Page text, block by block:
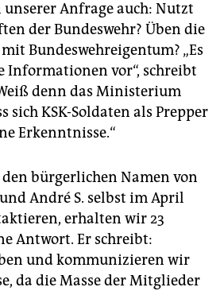
Anfrage auch: Nutzt
der Bundeswehr? Üben die
Bundeswehreigentum? „Es
Informationen vor“, schreibt
denn das Ministerium
sich KSK-Soldaten als Prepper
Erkenntnisse.“
bürgerlichen Namen von
André S. selbst im April
erhalten wir 23
Antwort. Er schreibt:
und kommunizieren wir
da die Masse der Mitglieder